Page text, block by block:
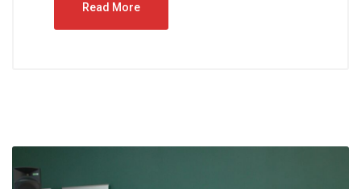
Read More